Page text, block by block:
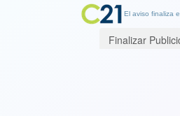
El aviso finaliza
Finalizar